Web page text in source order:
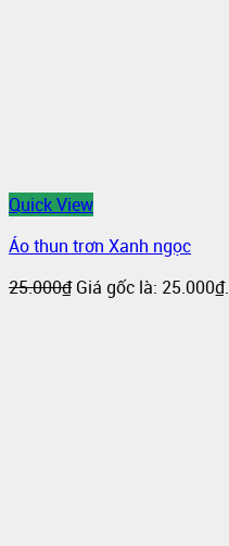
Quick View
Áo thun trơn Xanh ngọc
25.000₫ Giá gốc là: 25.000₫.